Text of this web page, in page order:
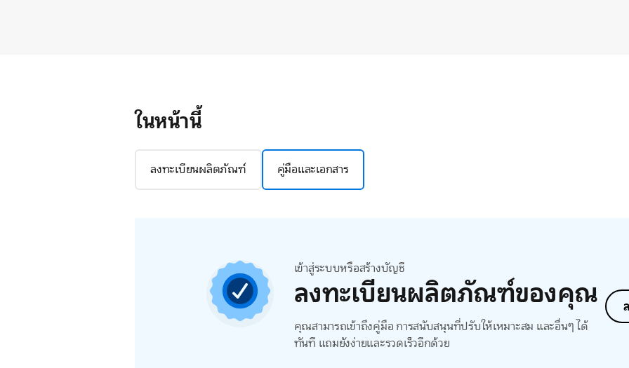
ในหน้านี้
ลงทะเบียนผลิตภัณฑ์ คู่มือและเอกสาร
เข้าสู่ระบบหรือสร้างบัญชี
ลงทะเบียนผลิตภัณฑ์ของคุณ
คุณสามารถเข้าถึงคู่มือ การสนับสนุนที่ปรับให้เหมาะสม และอื่นๆ ได้
ทันที แถมยังง่ายและรวดเร็วอีกด้วย